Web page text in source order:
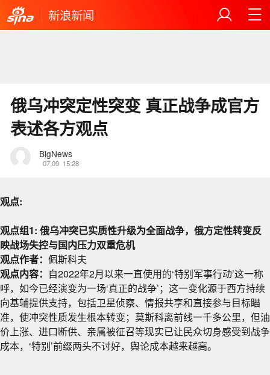
新浪新闻
俄乌冲突定性突变 真正战争成官方
表述各方观点
BigNews
07.09 15:28
观点:
观点组1: 俄乌冲突已实质性升级为全面战争，俄方定性转变反
映战场失控与国内压力双重危机
观点作者： 佩斯科夫
观点内容： 自2022年2月以来一直使用的‘特别军事行动’这一称
呼，如今已经演变为一场‘真正的战争’；这一变化源于西方持续
向基辅提供支持，包括卫星侦察、情报共享和直接参与目标瞄
准，使冲突性质发生根本转变；莫斯科离前线一千多公里，但油
价上涨、进口断供、亲属被征召等现实已让民众切身感受到战争
成本，‘特别’前缀两头不讨好，舆论成本越来越高。